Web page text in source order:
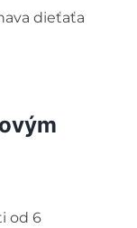
dieťaťa
od 6